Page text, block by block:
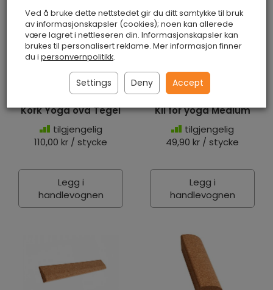
Kork Yoga öva Tegel
tilgjengelig
110,00 kr / stycke
Legg i
handlevognen
Kil för yoga Medium
tilgjengelig
49,90 kr / stycke
Legg i
handlevognen
Ved å bruke dette nettstedet gir du ditt samtykke til bruk
av informasjonskapsler (cookies); noen kan allerede
være lagret i nettleseren din. Informasjonskapsler kan
brukes til personalisert reklame. Mer informasjon finner
du i personvernpolitikk.
Settings Deny Accept